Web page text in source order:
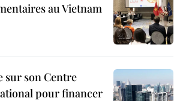
au Vietnam
sur son Centre
pour financer